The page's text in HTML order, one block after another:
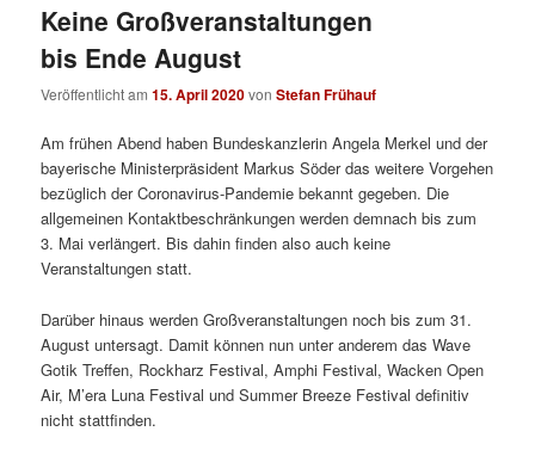
Keine Großveranstaltungen
bis Ende August
Veröffentlicht am15. April 2020vonStefan Frühauf
Am frühen Abend haben Bundeskanzlerin Angela Merkel und der
bayerische Ministerpräsident Markus Söder das weitere Vorgehen
bezüglich der Coronavirus-Pandemie bekannt gegeben. Die
allgemeinen Kontaktbeschränkungen werden demnach bis zum
3. Mai verlängert. Bis dahin finden also auch keine
Veranstaltungen statt.
Darüber hinaus werden Großveranstaltungen noch bis zum 31.
August untersagt. Damit können nun unter anderem das Wave
Gotik Treffen, Rockharz Festival, Amphi Festival, Wacken Open
Air, M’era Luna Festival und Summer Breeze Festival definitiv
nicht stattfinden.